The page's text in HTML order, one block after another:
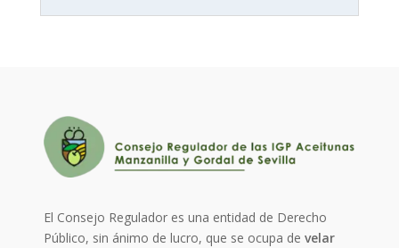
El Consejo Regulador es una entidad de Derecho
Público, sin ánimo de lucro, que se ocupa develar